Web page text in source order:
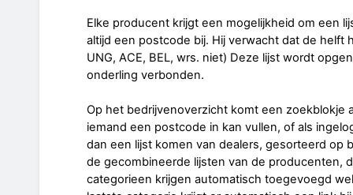
Elke producent krijgt een mogelijkheid om een
altijd een postcode bij. Hij verwacht dat de helft
UNG, ACE, BEL, wrs. niet) Deze lijst wordt
onderling verbonden.
Op het bedrijvenoverzicht komt een zoekblokje
iemand een postcode in kan vullen, of als
dan een lijst komen van dealers, gesorteerd op
de gecombineerde lijsten van de producenten,
categorieen krijgen automatisch toegevoegd